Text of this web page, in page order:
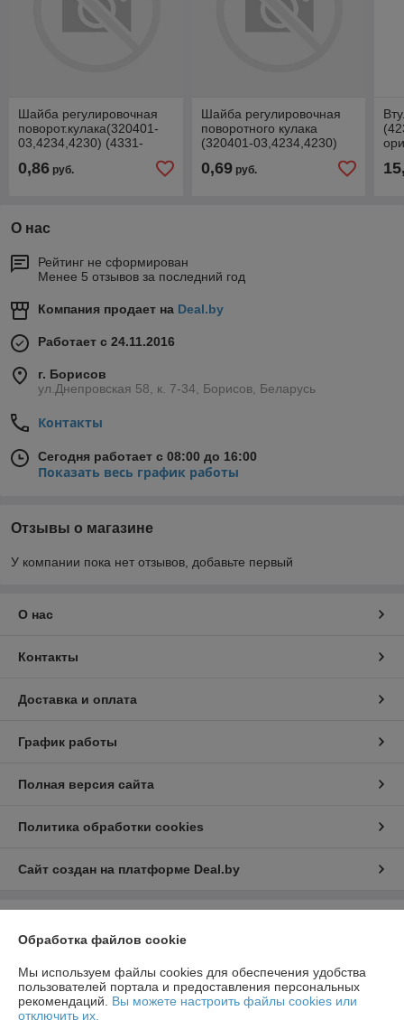
Шайба регулировочная
поворот.кулака(320401-
03,4234,4230) (4331-
0,86 руб.
Шайба регулировочная
поворотного кулака
(320401-03,4234,4230)
3001023
0,69руб.
О нас
Рейтинг не сформирован
Менее 5 отзывов за последний год
Компания продает на Deal.by
Работает с 24.11.2016
г. Борисов
ул.Днепровская 58, к. 7-34, Борисов, Беларусь
Контакты
Сегодня работает с 08:00 до 16:00
Показать весь график работы
Отзывы о магазине
У компании пока нет отзывов, добавьте первый
О нас
Контакты
Доставка и оплата
График работы
Полная версия сайта
Политика обработки cookies
Сайт создан на платформе Deal.by
222519, Беларусь, Минская обл., г.Борисов, ул.Днепровская д.58 к.7-34
Регистрационный номер ЕГР: 691923499
Обработка файлов cookie
Мы используем файлы cookies для обеспечения удобства
пользователей портала и предоставления персональных
рекомендаций. Вы можете настроить файлы cookies или
отключить их.